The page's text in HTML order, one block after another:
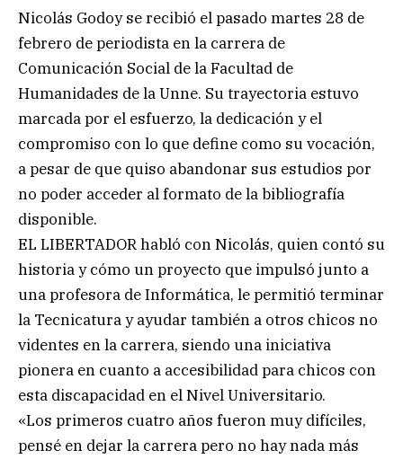
Nicolás Godoy se recibió el pasado martes 28 de
febrero de periodista en la carrera de
Comunicación Social de la Facultad de
Humanidades de la Unne. Su trayectoria estuvo
marcada por el esfuerzo, la dedicación y el
compromiso con lo que define como su vocación,
a pesar de que quiso abandonar sus estudios por
no poder acceder al formato de la bibliografía
disponible.
EL LIBERTADOR habló con Nicolás, quien contó su
historia y cómo un proyecto que impulsó junto a
una profesora de Informática, le permitió terminar
la Tecnicatura y ayudar también a otros chicos no
videntes en la carrera, siendo una iniciativa
pionera en cuanto a accesibilidad para chicos con
esta discapacidad en el Nivel Universitario.
«Los primeros cuatro años fueron muy difíciles,
pensé en dejar la carrera pero no hay nada más